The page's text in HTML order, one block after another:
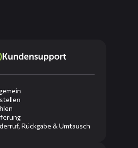
Kundensupport
Rückgabe & Umtausch